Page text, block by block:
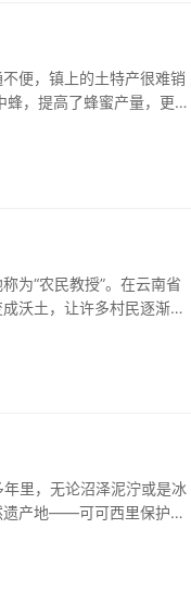
便，镇上的土特产很难销
，提高了蜂蜜产量，更是
为“农民教授”。在云南省
沃土，让许多村民逐渐摆
里，无论沼泽泥泞或是冰
遗产地——可可西里保护区